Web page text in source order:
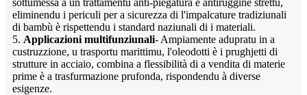
eliminendu i periculi per a sicurezza di l'impalcature tradiziunali
di bambù è rispettendu i standard naziunali di i materiali.
5. Applicazioni multifunziunali- Ampiamente adupratu in a
custruzzione, u trasportu marittimu, l'oleodotti è i prughjetti di
strutture in acciaio, combina a flessibilità di a vendita di materie
prime è a trasfurmazione prufonda, rispondendu à diverse
esigenze.